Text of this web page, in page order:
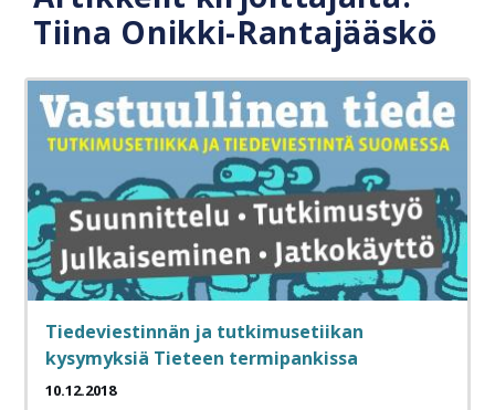
Tiina Onikki-Rantajääskö
Tiedeviestinnän ja tutkimusetiikan
kysymyksiä Tieteen termipankissa
10.12.2018